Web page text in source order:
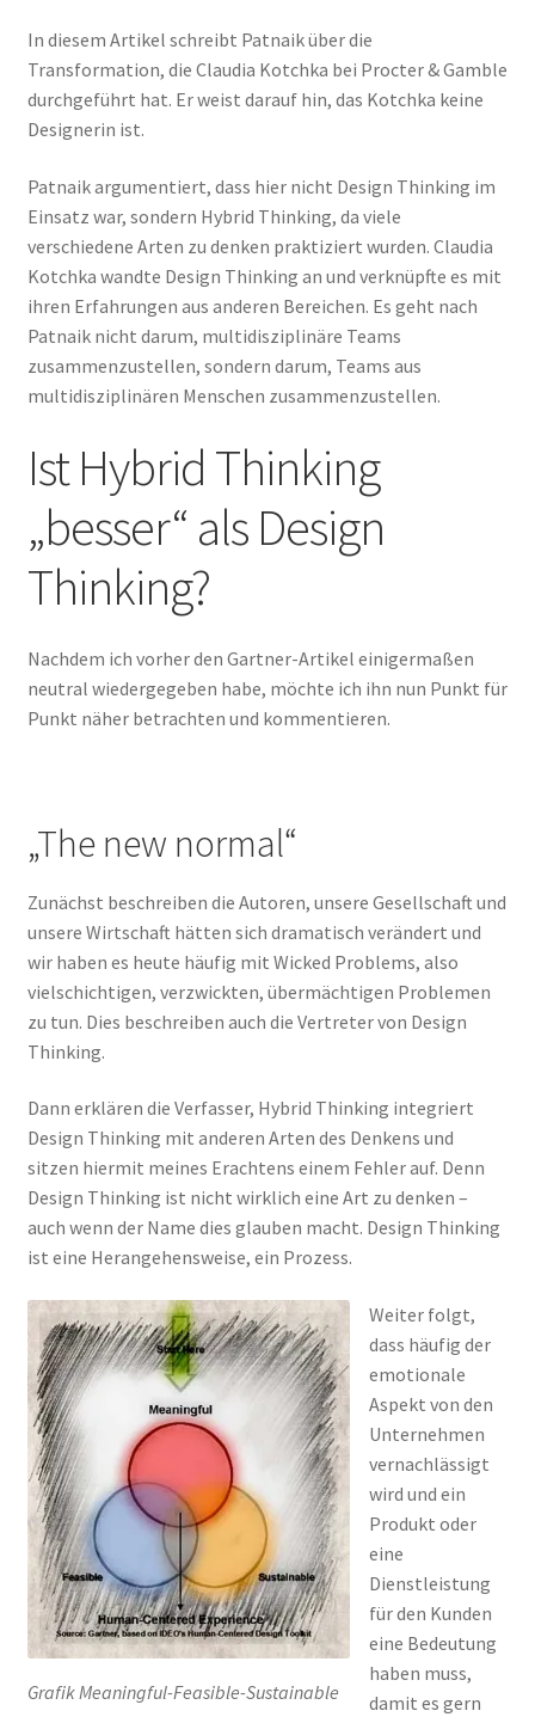
In diesem Artikel schreibt Patnaik über die
Transformation, die Claudia Kotchka bei Procter & Gamble
durchgeführt hat. Er weist darauf hin, das Kotchka keine
Designerin ist.
Patnaik argumentiert, dass hier nicht Design Thinking im
Einsatz war, sondern Hybrid Thinking, da viele
verschiedene Arten zu denken praktiziert wurden. Claudia
Kotchka wandte Design Thinking an und verknüpfte es mit
ihren Erfahrungen aus anderen Bereichen. Es geht nach
Patnaik nicht darum, multidisziplinäre Teams
zusammenzustellen, sondern darum, Teams aus
multidisziplinären Menschen zusammenzustellen.
Ist Hybrid Thinking
„besser“ als Design
Thinking?
Nachdem ich vorher den Gartner-Artikel einigermaßen
neutral wiedergegeben habe, möchte ich ihn nun Punkt für
Punkt näher betrachten und kommentieren.
„The new normal“
Zunächst beschreiben die Autoren, unsere Gesellschaft und
unsere Wirtschaft hätten sich dramatisch verändert und
wir haben es heute häufig mit Wicked Problems, also
vielschichtigen, verzwickten, übermächtigen Problemen
zu tun. Dies beschreiben auch die Vertreter von Design
Thinking.
Dann erklären die Verfasser, Hybrid Thinking integriert
Design Thinking mit anderen Arten des Denkens und
sitzen hiermit meines Erachtens einem Fehler auf. Denn
Design Thinking ist nicht wirklich eine Art zu denken –
auch wenn der Name dies glauben macht. Design Thinking
ist eine Herangehensweise, ein Prozess.
Grafik Meaningful-Feasible-Sustainable
Weiter folgt,
dass häufig der
emotionale
Aspekt von den
Unternehmen
vernachlässigt
wird und ein
Produkt oder
eine
Dienstleistung
für den Kunden
eine Bedeutung
haben muss,
damit es gern